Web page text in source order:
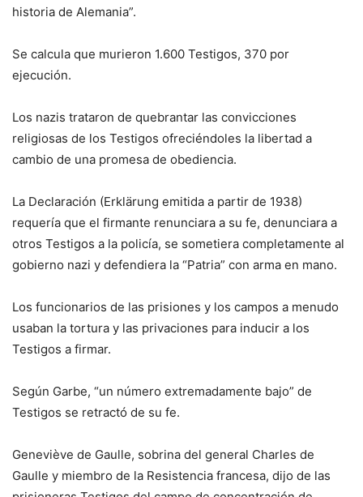
historia de Alemania”.
Se calcula que murieron 1.600 Testigos, 370 por
ejecución.
Los nazis trataron de quebrantar las convicciones
religiosas de los Testigos ofreciéndoles la libertad a
cambio de una promesa de obediencia.
La Declaración (Erklärung emitida a partir de 1938)
requería que el firmante renunciara a su fe, denunciara a
otros Testigos a la policía, se sometiera completamente al
gobierno nazi y defendiera la “Patria” con arma en mano.
Los funcionarios de las prisiones y los campos a menudo
usaban la tortura y las privaciones para inducir a los
Testigos a firmar.
Según Garbe, “un número extremadamente bajo” de
Testigos se retractó de su fe.
Geneviève de Gaulle, sobrina del general Charles de
Gaulle y miembro de la Resistencia francesa, dijo de las